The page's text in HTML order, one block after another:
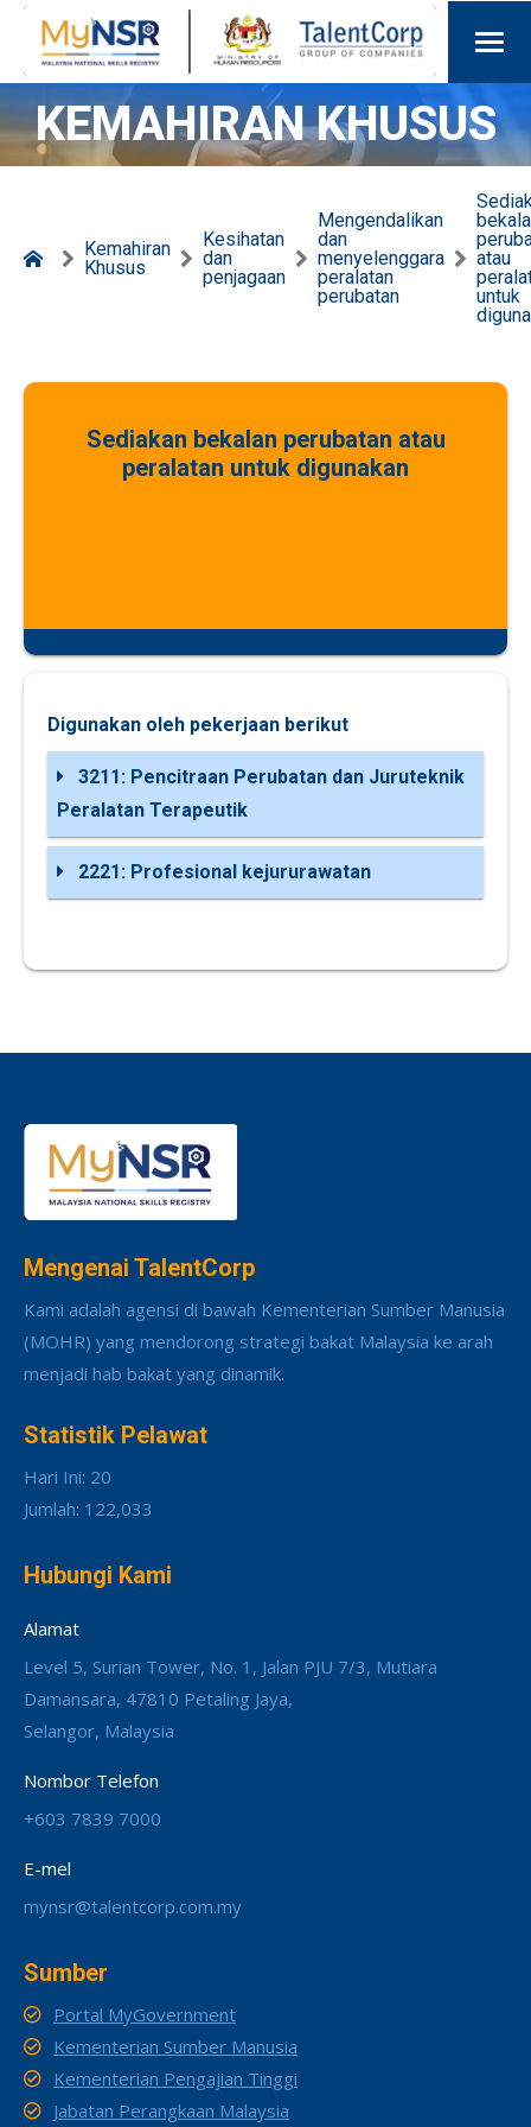
KEMAHIRAN KHUSUS
Kemahiran
Khusus
Kesihatan
dan
penjagaan
Mengendalikan
dan
menyelenggara
peralatan
perubatan
atau
untuk
Sediakan bekalan perubatan atau
peralatan untuk digunakan
Digunakan oleh pekerjaan berikut
3211: Pencitraan Perubatan dan Juruteknik
Peralatan Terapeutik
2221: Profesional kejururawatan
Mengenai TalentCorp
Kami adalah agensi di bawah Kementerian Sumber Manusia
(MOHR) yang mendorong strategi bakat Malaysia ke arah
menjadi hab bakat yang dinamik.
Statistik Pelawat
Hari Ini: 20
Jumlah: 122,033
Hubungi Kami
Alamat
Level 5, Surian Tower, No. 1, Jalan PJU 7/3, Mutiara
Damansara, 47810 Petaling Jaya,
Selangor, Malaysia
Nombor Telefon
+603 7839 7000
E-mel
mynsr@talentcorp.com.my
Sumber
Portal MyGovernment
Kementerian Sumber Manusia
Kementerian Pengajian Tinggi
Jabatan Perangkaan Malaysia